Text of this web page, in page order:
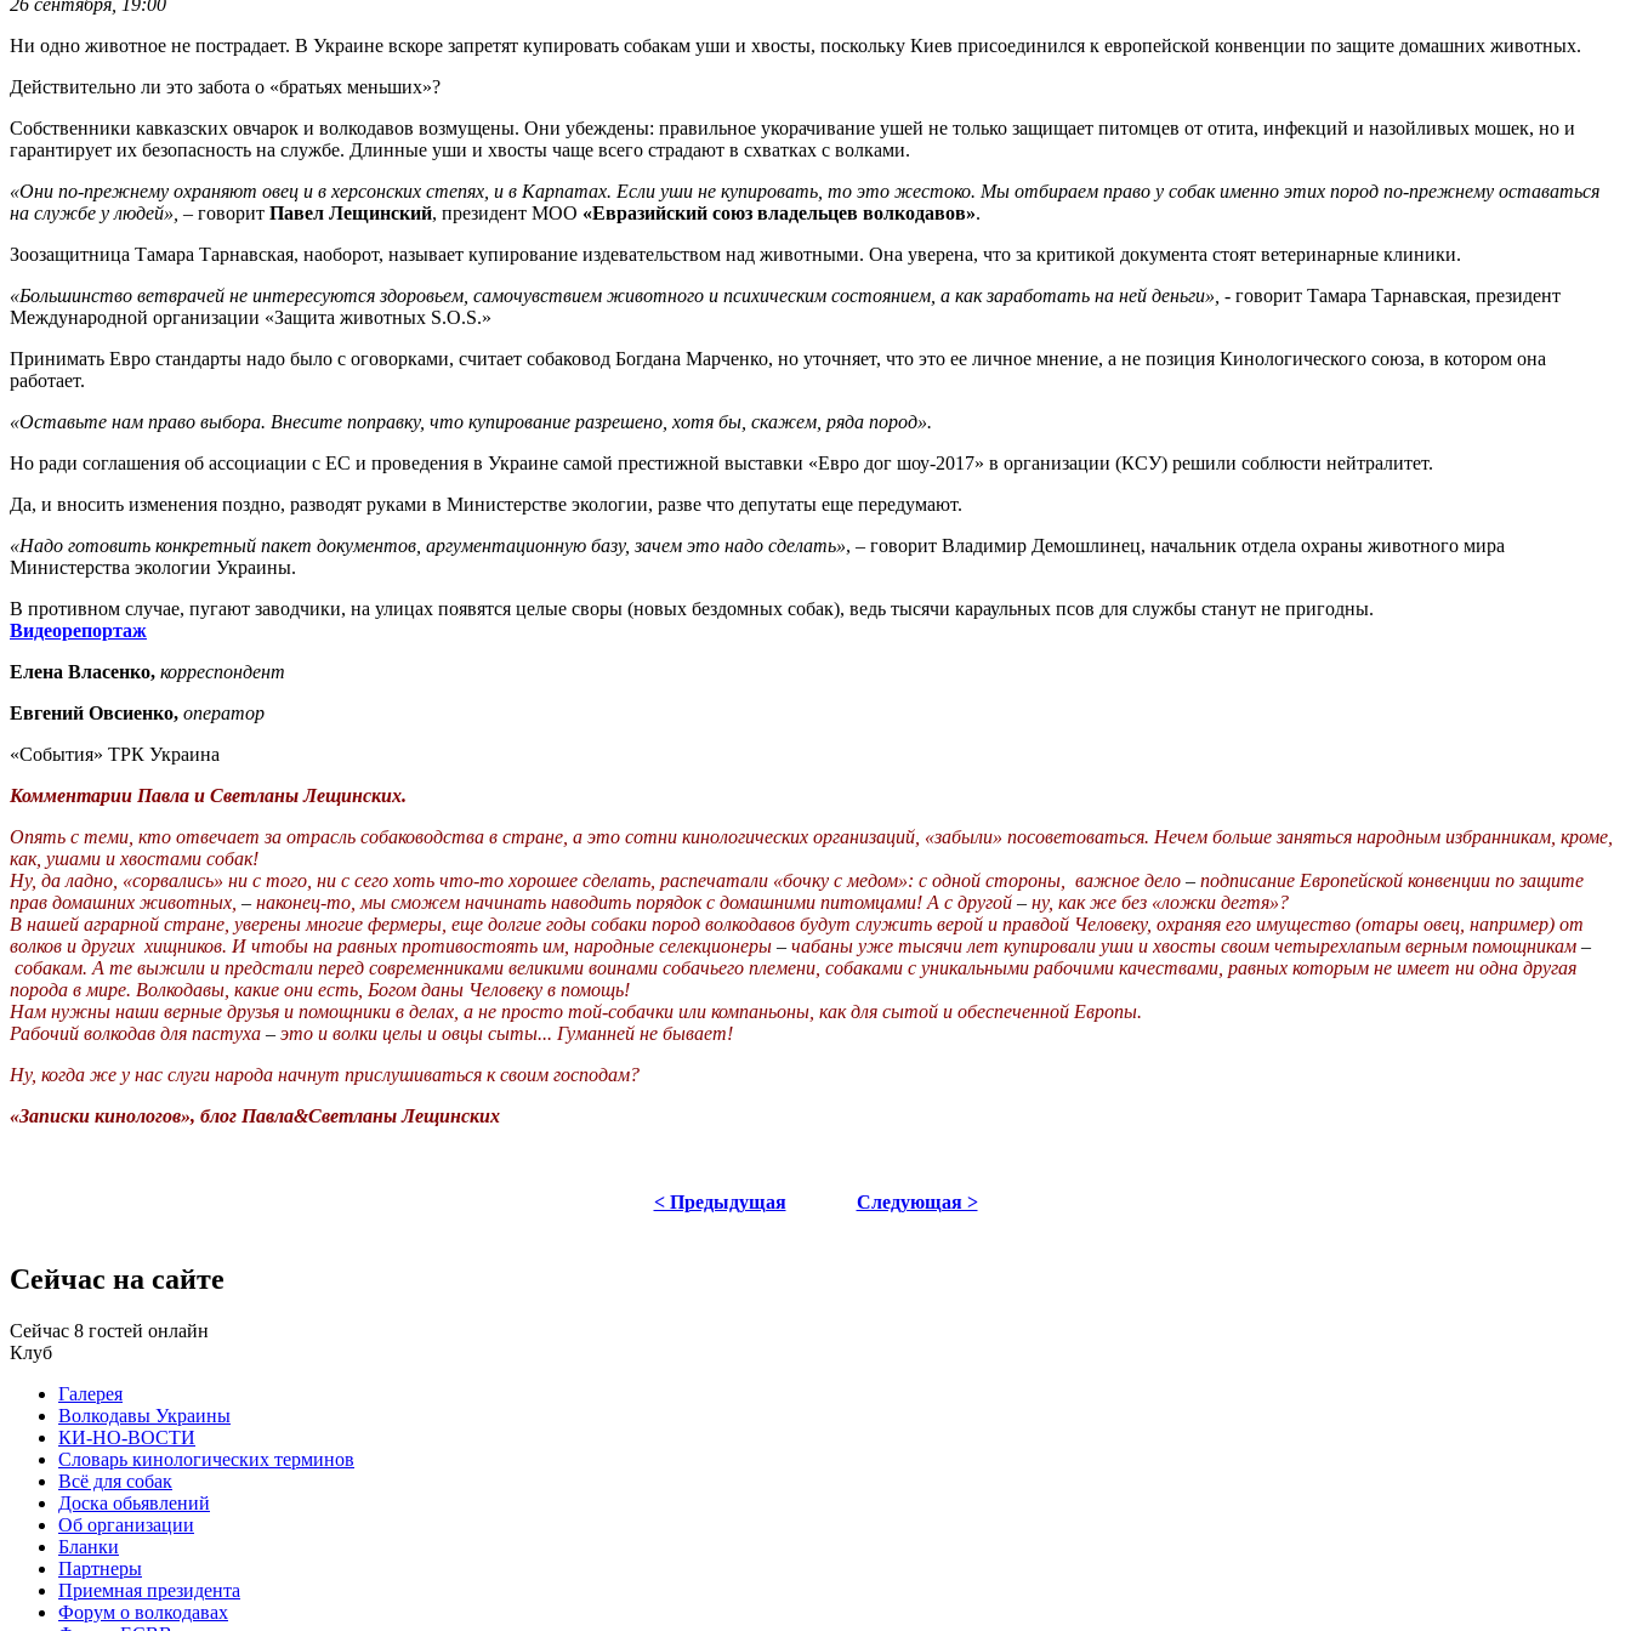
26 сентября, 19:00
Ни одно животное не пострадает. В Украине вскоре запретят купировать собакам уши и хвосты, поскольку Киев присоединился к европейской конвенции по защите домашних животных.
Действительно ли это забота о «братьях меньших»?
Собственники кавказских овчарок и волкодавов возмущены. Они убеждены: правильное укорачивание ушей не только защищает питомцев от отита, инфекций и назойливых мошек, но и
гарантирует их безопасность на службе. Длинные уши и хвосты чаще всего страдают в схватках с волками.
«Они по-прежнему охраняют овец и в херсонских степях, и в Карпатах. Если уши не купировать, то это жестоко. Мы отбираем право у собак именно этих пород по-прежнему оставаться
на службе у людей», – говорит Павел Лещинский, президент МОО «Евразийский союз владельцев волкодавов».
Зоозащитница Тамара Тарнавская, наоборот, называет купирование издевательством над животными. Она уверена, что за критикой документа стоят ветеринарные клиники.
«Большинство ветврачей не интересуются здоровьем, самочувствием животного и психическим состоянием, а как заработать на ней деньги», - говорит Тамара Тарнавская, президент
Международной организации «Защита животных S.O.S.»
Принимать Евро стандарты надо было с оговорками, считает собаковод Богдана Марченко, но уточняет, что это ее личное мнение, а не позиция Кинологического союза, в котором она
работает.
«Оставьте нам право выбора. Внесите поправку, что купирование разрешено, хотя бы, скажем, ряда пород».
Но ради соглашения об ассоциации с ЕС и проведения в Украине самой престижной выставки «Евро дог шоу-2017» в организации (КСУ) решили соблюсти нейтралитет.
Да, и вносить изменения поздно, разводят руками в Министерстве экологии, разве что депутаты еще передумают.
«Надо готовить конкретный пакет документов, аргументационную базу, зачем это надо сделать», – говорит Владимир Демошлинец, начальник отдела охраны животного мира
Министерства экологии Украины.
В противном случае, пугают заводчики, на улицах появятся целые своры (новых бездомных собак), ведь тысячи караульных псов для службы станут не пригодны.
Видеорепортаж
Елена Власенко, корреспондент
Евгений Овсиенко, оператор
«События» ТРК Украина
Комментарии Павла и Светланы Лещинских.
Опять с теми, кто отвечает за отрасль собаководства в стране, а это сотни кинологических организаций, «забыли» посоветоваться. Нечем больше заняться народным избранникам, кроме,
как, ушами и хвостами собак!
Ну, да ладно, «сорвались» ни с того, ни с сего хоть что-то хорошее сделать, распечатали «бочку с медом»: с одной стороны, важное дело – подписание Европейской конвенции по защите
прав домашних животных, – наконец-то, мы сможем начинать наводить порядок с домашними питомцами! А с другой – ну, как же без «ложки дегтя»?
В нашей аграрной стране, уверены многие фермеры, еще долгие годы собаки пород волкодавов будут служить верой и правдой Человеку, охраняя его имущество (отары овец, например) от
волков и других хищников. И чтобы на равных противостоять им, народные селекционеры – чабаны уже тысячи лет купировали уши и хвосты своим четырехлапым верным помощникам –
собакам. А те выжили и предстали перед современниками великими воинами собачьего племени, собаками с уникальными рабочими качествами, равных которым не имеет ни одна другая
порода в мире. Волкодавы, какие они есть, Богом даны Человеку в помощь!
Нам нужны наши верные друзья и помощники в делах, а не просто той-собачки или компаньоны, как для сытой и обеспеченной Европы.
Рабочий волкодав для пастуха – это и волки целы и овцы сыты... Гуманней не бывает!
Ну, когда же у нас слуги народа начнут прислушиваться к своим господам?
«Записки кинологов», блог Павла&Светланы Лещинских
< Предыдущая Следующая >
Сейчас на сайте
Сейчас 8 гостей онлайн
Клуб
Галерея
Волкодавы Украины
КИ-НО-ВОСТИ
Словарь кинологических терминов
Всё для собак
Доска обьявлений
Об организации
Бланки
Партнеры
Приемная президента
Форум о волкодавах